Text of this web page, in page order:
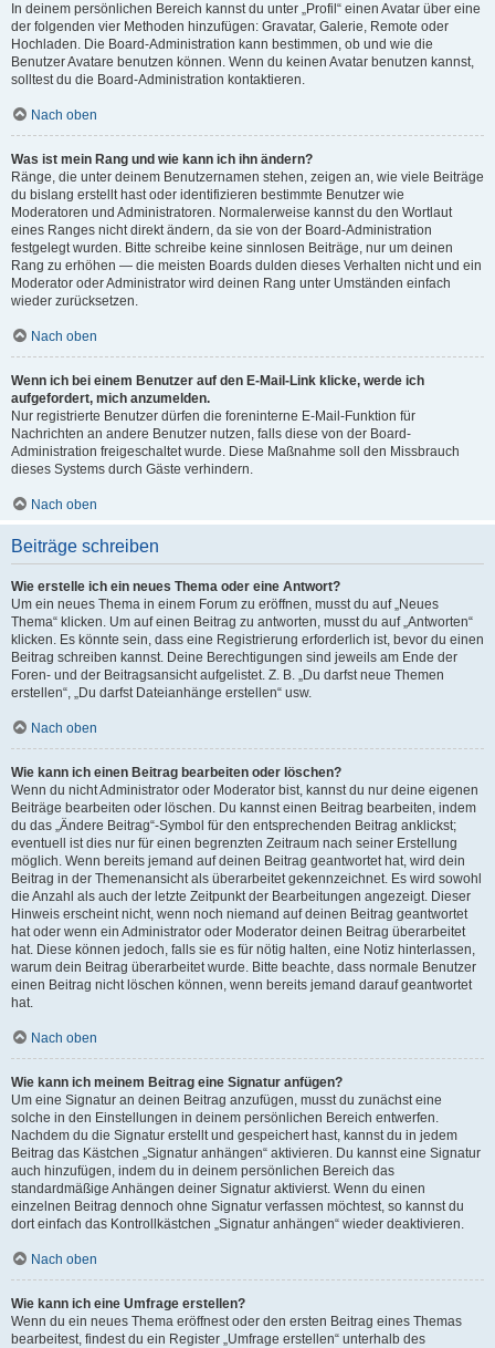
In deinem persönlichen Bereich kannst du unter „Profil“ einen Avatar über eine
der folgenden vier Methoden hinzufügen: Gravatar, Galerie, Remote oder
Hochladen. Die Board-Administration kann bestimmen, ob und wie die
Benutzer Avatare benutzen können. Wenn du keinen Avatar benutzen kannst,
solltest du die Board-Administration kontaktieren.
Nach oben
Was ist mein Rang und wie kann ich ihn ändern?
Ränge, die unter deinem Benutzernamen stehen, zeigen an, wie viele Beiträge
du bislang erstellt hast oder identifizieren bestimmte Benutzer wie
Moderatoren und Administratoren. Normalerweise kannst du den Wortlaut
eines Ranges nicht direkt ändern, da sie von der Board-Administration
festgelegt wurden. Bitte schreibe keine sinnlosen Beiträge, nur um deinen
Rang zu erhöhen — die meisten Boards dulden dieses Verhalten nicht und ein
Moderator oder Administrator wird deinen Rang unter Umständen einfach
wieder zurücksetzen.
Nach oben
Wenn ich bei einem Benutzer auf den E-Mail-Link klicke, werde ich
aufgefordert, mich anzumelden.
Nur registrierte Benutzer dürfen die foreninterne E-Mail-Funktion für
Nachrichten an andere Benutzer nutzen, falls diese von der Board-
Administration freigeschaltet wurde. Diese Maßnahme soll den Missbrauch
dieses Systems durch Gäste verhindern.
Nach oben
Beiträge schreiben
Wie erstelle ich ein neues Thema oder eine Antwort?
Um ein neues Thema in einem Forum zu eröffnen, musst du auf „Neues
Thema“ klicken. Um auf einen Beitrag zu antworten, musst du auf „Antworten“
klicken. Es könnte sein, dass eine Registrierung erforderlich ist, bevor du einen
Beitrag schreiben kannst. Deine Berechtigungen sind jeweils am Ende der
Foren- und der Beitragsansicht aufgelistet. Z. B. „Du darfst neue Themen
erstellen“, „Du darfst Dateianhänge erstellen“ usw.
Nach oben
Wie kann ich einen Beitrag bearbeiten oder löschen?
Wenn du nicht Administrator oder Moderator bist, kannst du nur deine eigenen
Beiträge bearbeiten oder löschen. Du kannst einen Beitrag bearbeiten, indem
du das „Ändere Beitrag“-Symbol für den entsprechenden Beitrag anklickst;
eventuell ist dies nur für einen begrenzten Zeitraum nach seiner Erstellung
möglich. Wenn bereits jemand auf deinen Beitrag geantwortet hat, wird dein
Beitrag in der Themenansicht als überarbeitet gekennzeichnet. Es wird sowohl
die Anzahl als auch der letzte Zeitpunkt der Bearbeitungen angezeigt. Dieser
Hinweis erscheint nicht, wenn noch niemand auf deinen Beitrag geantwortet
hat oder wenn ein Administrator oder Moderator deinen Beitrag überarbeitet
hat. Diese können jedoch, falls sie es für nötig halten, eine Notiz hinterlassen,
warum dein Beitrag überarbeitet wurde. Bitte beachte, dass normale Benutzer
einen Beitrag nicht löschen können, wenn bereits jemand darauf geantwortet
hat.
Nach oben
Wie kann ich meinem Beitrag eine Signatur anfügen?
Um eine Signatur an deinen Beitrag anzufügen, musst du zunächst eine
solche in den Einstellungen in deinem persönlichen Bereich entwerfen.
Nachdem du die Signatur erstellt und gespeichert hast, kannst du in jedem
Beitrag das Kästchen „Signatur anhängen“ aktivieren. Du kannst eine Signatur
auch hinzufügen, indem du in deinem persönlichen Bereich das
standardmäßige Anhängen deiner Signatur aktivierst. Wenn du einen
einzelnen Beitrag dennoch ohne Signatur verfassen möchtest, so kannst du
dort einfach das Kontrollkästchen „Signatur anhängen“ wieder deaktivieren.
Nach oben
Wie kann ich eine Umfrage erstellen?
Wenn du ein neues Thema eröffnest oder den ersten Beitrag eines Themas
bearbeitest, findest du ein Register „Umfrage erstellen“ unterhalb des